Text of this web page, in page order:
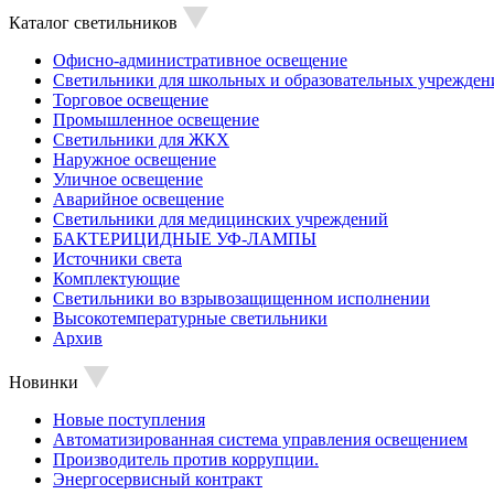
Каталог светильников
Офисно-административное освещение
Светильники для школьных и образовательных
Торговое освещение
Промышленное освещение
Светильники для ЖКХ
Наружное освещение
Уличное освещение
Аварийное освещение
Светильники для медицинских учреждений
БАКТЕРИЦИДНЫЕ УФ-ЛАМПЫ
Источники света
Комплектующие
Светильники во взрывозащищенном исполнении
Высокотемпературные светильники
Архив
Новинки
Новые поступления
Автоматизированная система управления освещением
Производитель против коррупции.
Энергосервисный контракт